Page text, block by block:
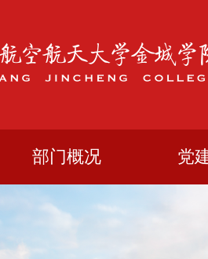
部门概况 党